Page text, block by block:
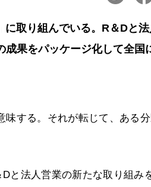
取り組んでいる。R＆Dと
果をパッケージ化して全国
味する。それが転じて、ある
と法人営業の新たな取り組み